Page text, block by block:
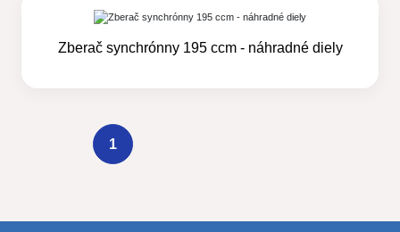
Zberač synchrónny 195 ccm - náhradné diely
1